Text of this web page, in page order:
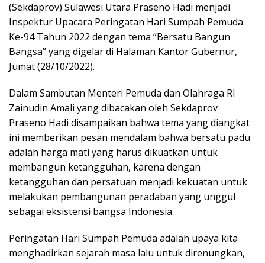
(Sekdaprov) Sulawesi Utara Praseno Hadi menjadi
Inspektur Upacara Peringatan Hari Sumpah Pemuda
Ke-94 Tahun 2022 dengan tema “Bersatu Bangun
Bangsa” yang digelar di Halaman Kantor Gubernur,
Jumat (28/10/2022).
Dalam Sambutan Menteri Pemuda dan Olahraga RI
Zainudin Amali yang dibacakan oleh Sekdaprov
Praseno Hadi disampaikan bahwa tema yang diangkat
ini memberikan pesan mendalam bahwa bersatu padu
adalah harga mati yang harus dikuatkan untuk
membangun ketangguhan, karena dengan
ketangguhan dan persatuan menjadi kekuatan untuk
melakukan pembangunan peradaban yang unggul
sebagai eksistensi bangsa Indonesia.
Peringatan Hari Sumpah Pemuda adalah upaya kita
menghadirkan sejarah masa lalu untuk direnungkan,